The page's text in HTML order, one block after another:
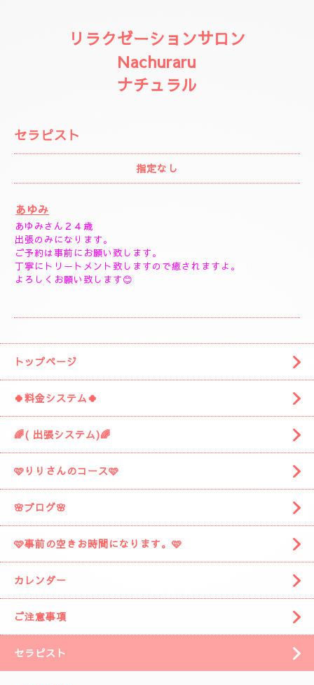
リラクゼーションサロン
Nachuraru
ナチュラル
セラピスト
指定なし
あゆみ
あゆみさん２４歳
出張のみになります。
ご予約は事前にお願い致します。
丁寧にトリートメント致しますので癒されますよ。
よろしくお願い致します😊
トップページ
🍀料金システム🍀
🌈( 出張システム)🌈
🩷りりさんのコース🩷
🌸ブログ🌸
🩷事前の空きお時間になります。🩷
カレンダー
ご注意事項
セラピスト